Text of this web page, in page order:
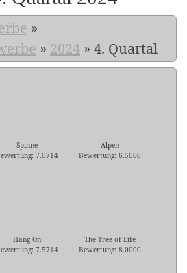
»
» 2024 » 4. Quartal
Spinne
7.0714
Alpen
Bewertung: 6.5000
Hang On
7.5714
The Tree of Life
Bewertung: 8.0000